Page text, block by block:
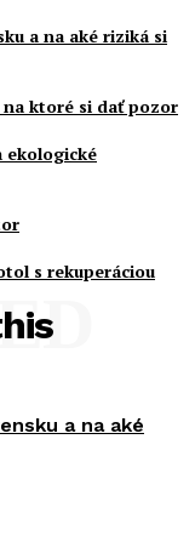
a na aké riziká si
na ktoré si dať pozor
ekologické
s rekuperáciou
a na aké